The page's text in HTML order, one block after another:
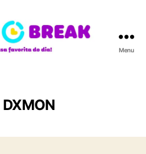
A
N
R
Menu
DXMON